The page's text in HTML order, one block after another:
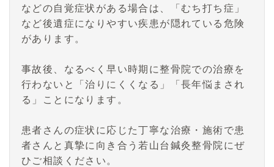
などの自覚症状がある場合は、「むち打ち症」
など後遺症になりやすい疾患が隠れている危険
があります。
事故後、なるべく早い時期に整骨院での治療を
行わないと「治りにくくなる」「長年悩まされ
る」ことになります。
患者さんの症状に応じた丁寧な治療・施術で患
者さんと真摯に向き合う若山台鍼灸整骨院にぜ
ひご相談ください。